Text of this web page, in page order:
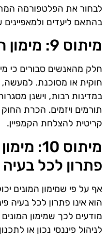
לבחור את הפלטפורמה
בהתאם ליעדים
מיתוס 9: מימון המונים אינו חוקי
חלק מהאנשים סבורים כי
חוקית או מסוכנת. למעשה,
במדינות רבות, וישנן
תורמים ויזמים. הכרת החוק
קריטית להצלחת הקמפיין.
מיתוס
פתרון לכל בעיה
אף על פי שמימון המונים
הוא אינו פתרון לכל בעיה
מודעים לכך שמימון
לניהול פיננסי נכון או